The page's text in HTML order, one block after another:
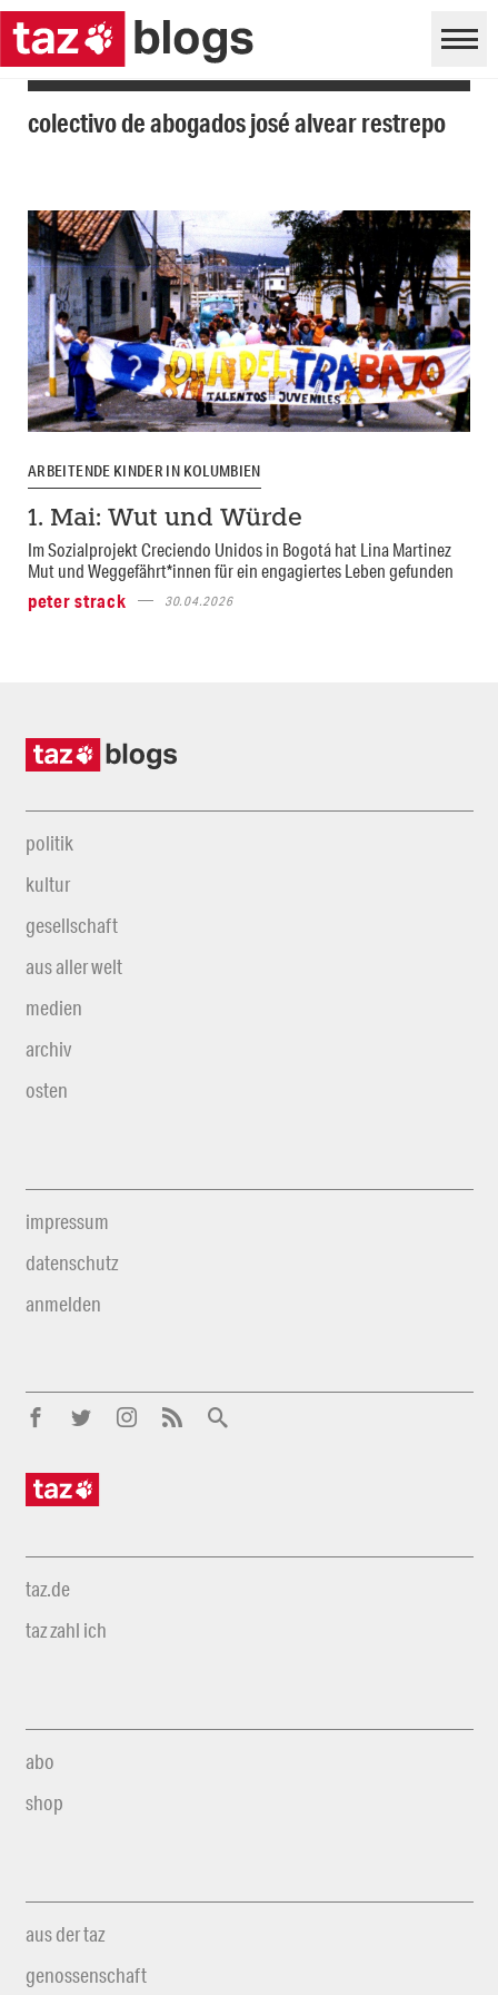
colectivo de abogados josé alvear restrepo
ARBEITENDE KINDER IN KOLUMBIEN
1. Mai: Wut und Würde
Im Sozialprojekt Creciendo Unidos in Bogotá hat Lina Martinez
Mut und Weggefährt*innen für ein engagiertes Leben gefunden
peter strack
30.04.2026
politik
kultur
gesellschaft
aus aller welt
medien
archiv
osten
impressum
datenschutz
anmelden
taz.de
taz zahl ich
abo
shop
aus der taz
genossenschaft